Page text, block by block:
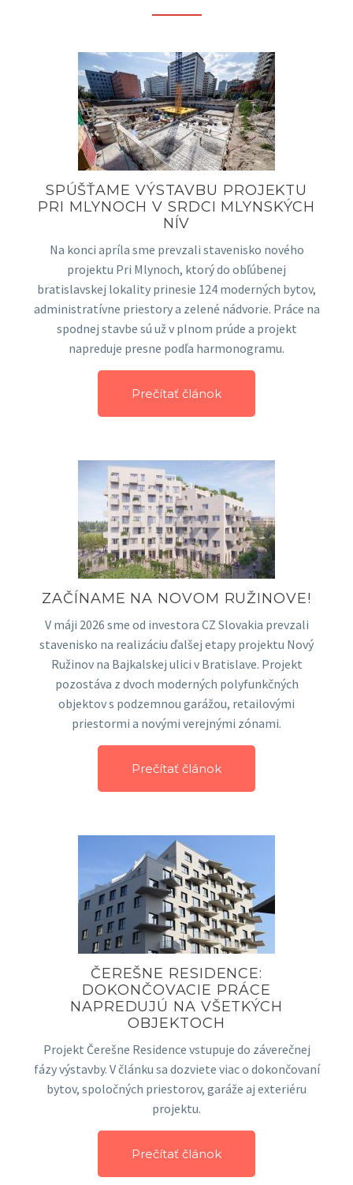
SPÚŠŤAME VÝSTAVBU PROJEKTU
PRI MLYNOCH V SRDCI MLYNSKÝCH
NÍV
Na konci apríla sme prevzali stavenisko nového
projektu Pri Mlynoch, ktorý do obľúbenej
bratislavskej lokality prinesie 124 moderných bytov,
administratívne priestory a zelené nádvorie. Práce na
spodnej stavbe sú už v plnom prúde a projekt
napreduje presne podľa harmonogramu.
Prečítať článok
ZAČÍNAME NA NOVOM RUŽINOVE!
V máji 2026 sme od investora CZ Slovakia prevzali
stavenisko na realizáciu ďalšej etapy projektu Nový
Ružinov na Bajkalskej ulici v Bratislave. Projekt
pozostáva z dvoch moderných polyfunkčných
objektov s podzemnou garážou, retailovými
priestormi a novými verejnými zónami.
Prečítať článok
ČEREŠNE RESIDENCE:
DOKONČOVACIE PRÁCE
NAPREDUJÚ NA VŠETKÝCH
OBJEKTOCH
Projekt Čerešne Residence vstupuje do záverečnej
fázy výstavby. V článku sa dozviete viac o dokončovaní
bytov, spoločných priestorov, garáže aj exteriéru
projektu.
Prečítať článok